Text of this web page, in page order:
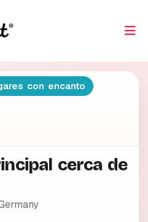
con encanto
cerca de